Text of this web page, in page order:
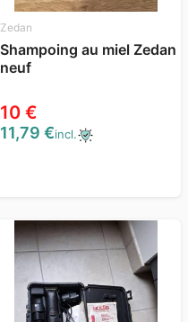
Zedan
Shampoing au miel Zedan
neuf
10 €
11,79 €incl.